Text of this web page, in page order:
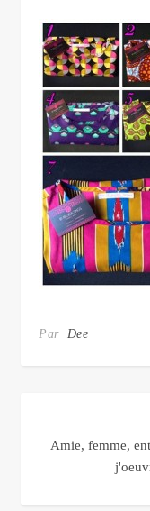
Par Dee
Amie, femme,